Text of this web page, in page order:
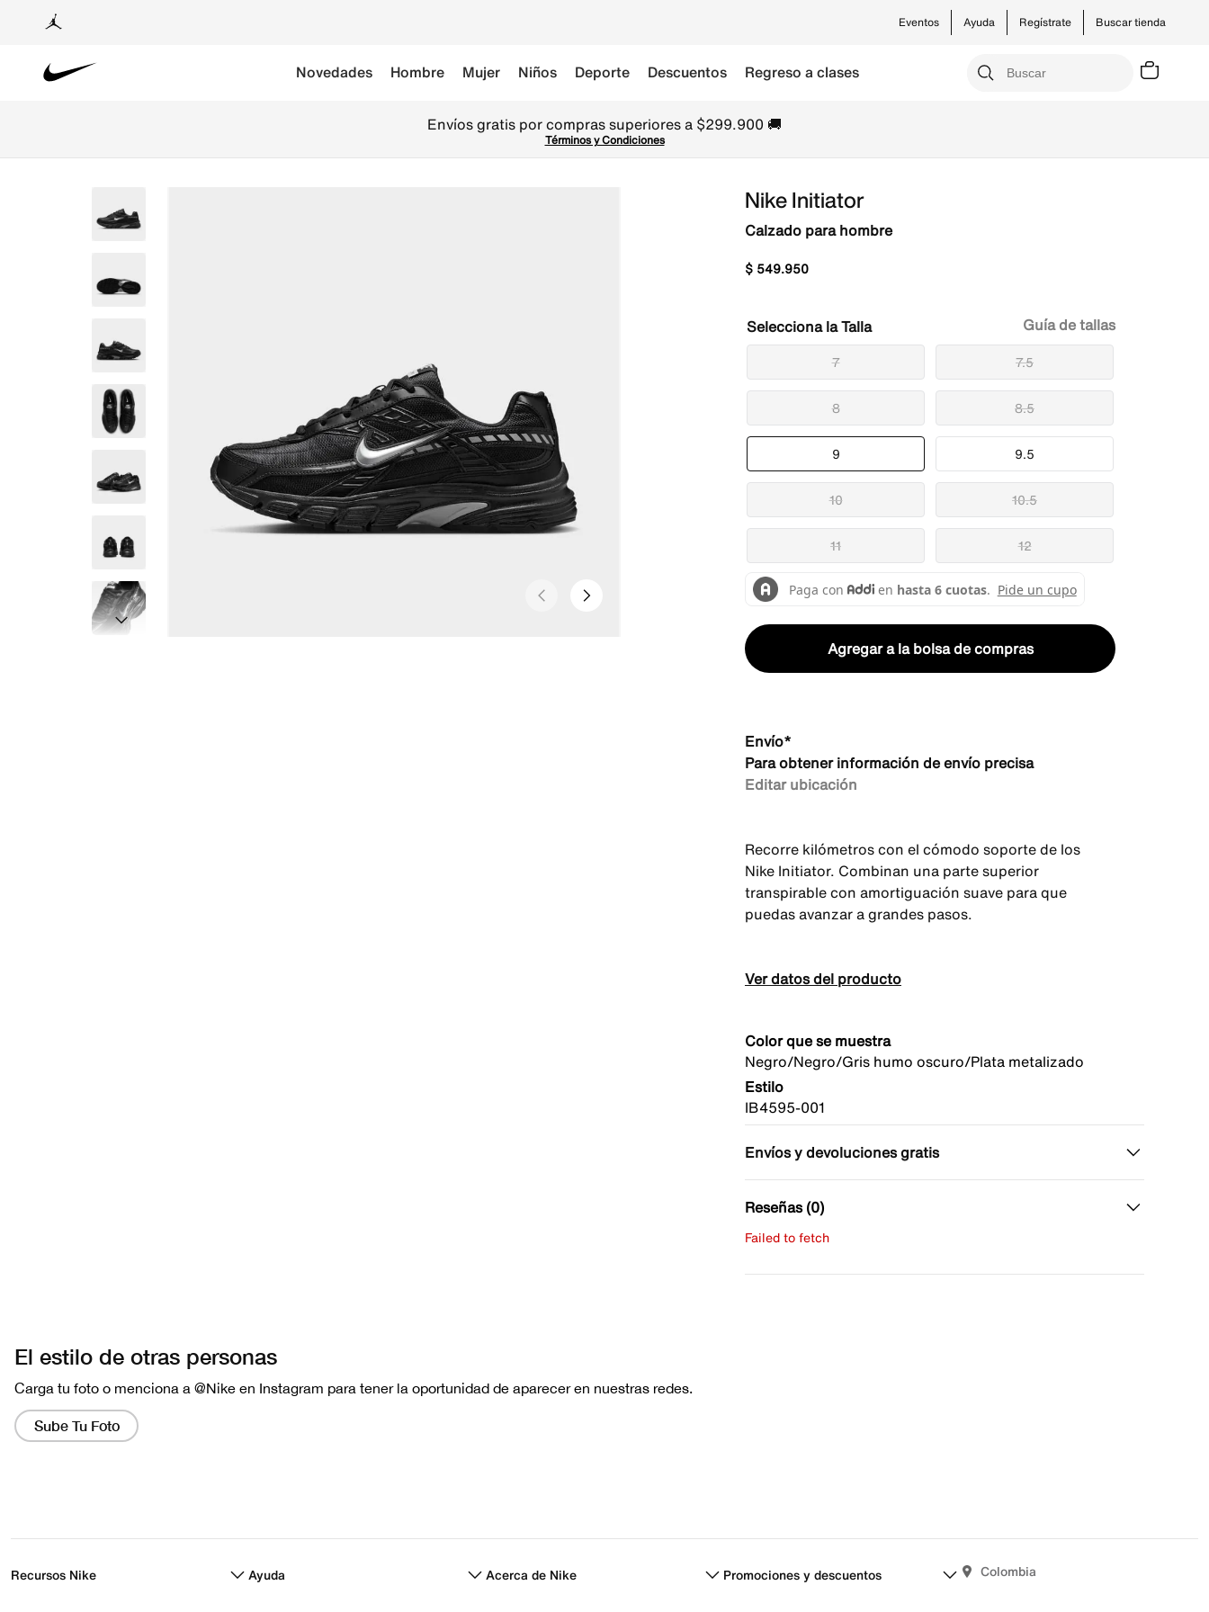
Buscar tienda
Ayuda Regístrate
Eventos
Novedades Hombre Mujer Niños Deporte Descuentos Regreso a clases
Envíos gratis por compras superiores a $299.900 🚚
Términos y Condiciones
Nike Initiator
Calzado para hombre
$ 549.950
Talla
7 7.5
8 8.5
9 9.5
10 10.5
11 12
Guía de tallas
Agregar a la bolsa de compras
Envío*
Para obtener información de envío precisa
Editar ubicación
Recorre kilómetros con el cómodo soporte de los
Nike Initiator. Combinan una parte superior
transpirable con amortiguación suave para que
puedas avanzar a grandes pasos.
Ver datos del producto
Color que se muestra
Negro/Negro/Gris humo oscuro/Plata metalizado
Estilo
IB4595-001
Envíos y devoluciones gratis
Reseñas (0)
Failed to fetch
Recursos Nike Ayuda Acerca de Nike Promociones y descuentos Colombia